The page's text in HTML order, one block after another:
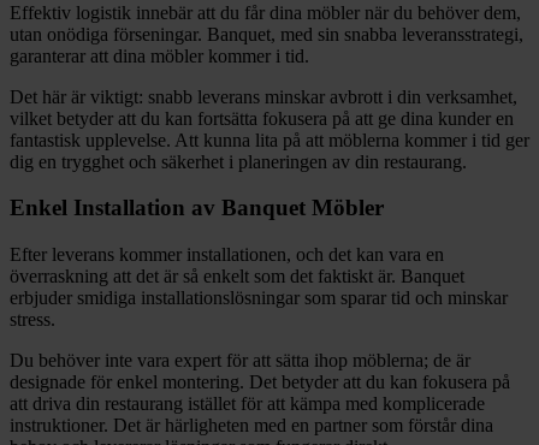
Effektiv logistik innebär att du får dina möbler när du behöver dem,
utan onödiga förseningar. Banquet, med sin snabba leveransstrategi,
garanterar att dina möbler kommer i tid.
Det här är viktigt: snabb leverans minskar avbrott i din verksamhet,
vilket betyder att du kan fortsätta fokusera på att ge dina kunder en
fantastisk upplevelse. Att kunna lita på att möblerna kommer i tid ger
dig en trygghet och säkerhet i planeringen av din restaurang.
Enkel Installation av Banquet Möbler
Efter leverans kommer installationen, och det kan vara en
överraskning att det är så enkelt som det faktiskt är. Banquet
erbjuder smidiga installationslösningar som sparar tid och minskar
stress.
Du behöver inte vara expert för att sätta ihop möblerna; de är
designade för enkel montering. Det betyder att du kan fokusera på
att driva din restaurang istället för att kämpa med komplicerade
instruktioner. Det är härligheten med en partner som förstår dina